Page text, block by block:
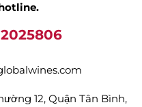
12, Quận Tân Bình,